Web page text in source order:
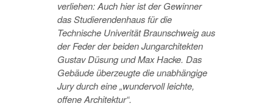
verliehen: Auch hier ist der Gewinner
das Studierendenhaus für die
Technische Univerität Braunschweig aus
der Feder der beiden Jungarchitekten
Gustav Düsung und Max Hacke. Das
Gebäude überzeugte die unabhängige
Jury durch eine „wundervoll leichte,
offene Architektur“.